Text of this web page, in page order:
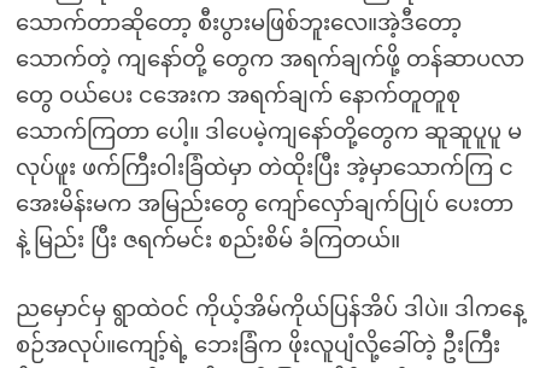
သောက်တာဆိုတော့ စီးပွားမဖြစ်ဘူးလေ။အဲ့ဒီတော့
သောက်တဲ့ ကျနော်တို့ တွေက အရက်ချက်ဖို့ တန်ဆာပလာ
တွေ ဝယ်ပေး ငအေးက အရက်ချက် နောက်တူတူစု
သောက်ကြတာ ပေါ့။ ဒါပေမဲ့ကျနော်တို့တွေက ဆူဆူပူပူ မ
လုပ်ဖူး ဖက်ကြီးဝါးခြံထဲမှာ တဲထိုးပြီး အဲ့မှာသောက်ကြ င
အေးမိန်းမက အမြည်းတွေ ကျော်လှော်ချက်ပြုပ် ပေးတာ
နဲ့ မြည်း ပြီး ဇရက်မင်း စည်းစိမ် ခံကြတယ်။
ညမှောင်မှ ရွာထဲဝင် ကိုယ့်အိမ်ကိုယ်ပြန်အိပ် ဒါပဲ။ ဒါကနေ့
စဉ်အလုပ်။ကျော့်ရဲ့ ဘေးခြံက ဖိုးလူပျံလို့ခေါ်တဲ့ ဦးကြီး